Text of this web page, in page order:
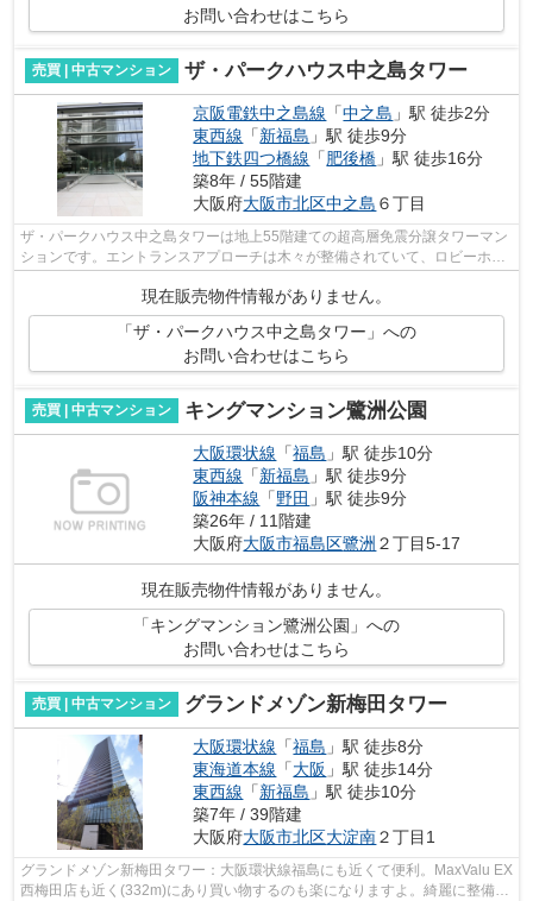
お問い合わせはこちら
売買 | 中古マンション ザ・パークハウス中之島タワー
京阪電鉄中之島線 「中之島 」駅 徒歩2分
東西線 「新福島 」駅 徒歩9分
地下鉄四つ橋線 「肥後橋 」駅 徒歩16分
築8年 / 55階建
大阪府大阪市北区中之島 ６丁目
ザ・パークハウス中之島タワーは地上55階建ての超高層免震分譲タワーマン
ションです。エントランスアプローチは木々が整備されていて、ロビーホー
現在販売物件情報がありません。
「ザ・パークハウス中之島タワー」への
お問い合わせはこちら
売買 | 中古マンション キングマンション鷺洲公園
大阪環状線 「福島 」駅 徒歩10分
東西線 「新福島 」駅 徒歩9分
阪神本線 「野田 」駅 徒歩9分
築26年 / 11階建
大阪府大阪市福島区鷺洲 ２丁目5-17
現在販売物件情報がありません。
「キングマンション鷺洲公園」への
お問い合わせはこちら
売買 | 中古マンション グランドメゾン新梅田タワー
大阪環状線 「福島 」駅 徒歩8分
東海道本線 「大阪 」駅 徒歩14分
東西線 「新福島 」駅 徒歩10分
築7年 / 39階建
大阪府大阪市北区大淀南２丁目1
グランドメゾン新梅田タワー：大阪環状線福島にも近くて便利。MaxValu EX
西梅田店も近く(332m)にあり買い物するのも楽になりますよ。綺麗に整備さ